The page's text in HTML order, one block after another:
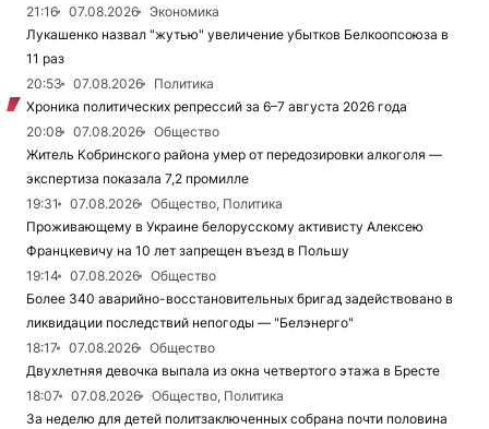
21:16 07.08.2026
Экономика
Лукашенко назвал "жутью" увеличение убытков Белкоопсоюза в
11 раз
20:53
07.08.2026
Политика
Хроника политических репрессий за 6–7 августа 2026 года
20:08
07.08.2026
Общество
Житель Кобринского района умер от передозировки алкоголя —
экспертиза показала 7,2 промилле
19:31
07.08.2026
Общество, Политика
Проживающему в Украине белорусскому активисту Алексею
Францкевичу на 10 лет запрещен въезд в Польшу
19:14
07.08.2026
Общество
Более 340 аварийно-восстановительных бригад задействовано в
ликвидации последствий непогоды — "Белэнерго"
18:17
07.08.2026
Общество
Двухлетняя девочка выпала из окна четвертого этажа в Бресте
18:07
07.08.2026
Общество, Политика
За неделю для детей политзаключенных собрана почти половина